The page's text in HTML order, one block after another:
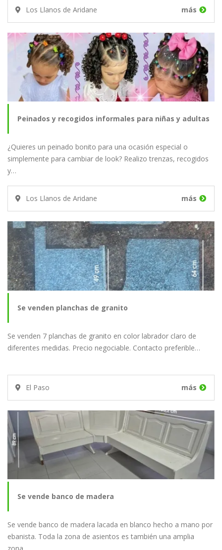
Los Llanos de Aridane más
Peinados y recogidos informales para niñas y adultas
¿Quieres un peinado bonito para una ocasión especial o
simplemente para cambiar de look? Realizo trenzas, recogidos
y…
Los Llanos de Aridane más
Se venden planchas de granito
Se venden 7 planchas de granito en color labrador claro de
diferentes medidas. Precio negociable. Contacto preferible…
El Paso más
Se vende banco de madera
Se vende banco de madera lacada en blanco hecho a mano por
ebanista. Toda la zona de asientos es también una amplia